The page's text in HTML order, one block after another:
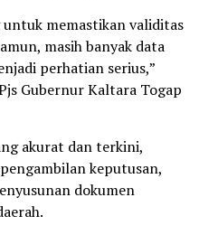
memastikan validitas
masih banyak data
perhatian serius,”
Gubernur Kaltara Togap
akurat dan terkini,
keputusan,
dokumen